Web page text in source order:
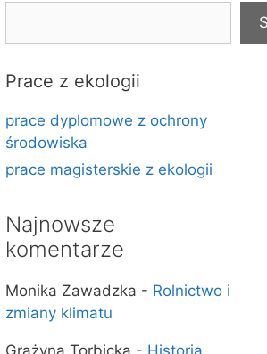
Prace z ekologii
prace dyplomowe z ochrony
środowiska
prace magisterskie z ekologii
Najnowsze
komentarze
Monika Zawadzka - Rolnictwo i
zmiany klimatu
Grażyna Torbicka - Historia